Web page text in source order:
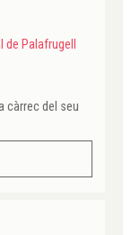
de Palafrugell
càrrec del seu